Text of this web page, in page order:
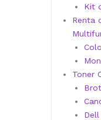
Kit
Renta
Toner
Dell